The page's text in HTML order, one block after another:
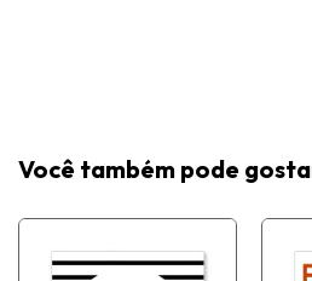
Você também pode